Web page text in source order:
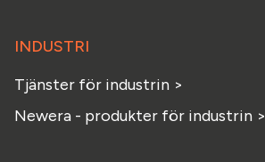
INDUSTRI
Tjänster för industrin >
Newera - produkter för industrin >